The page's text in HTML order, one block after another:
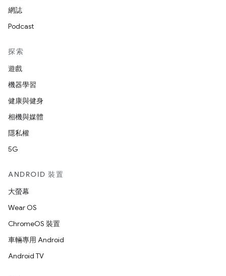
網誌
Podcast
探索
遊戲
機器學習
健康與健身
相機與媒體
隱私權
5G
ANDROID 裝置
大螢幕
Wear OS
ChromeOS 裝置
車輛專用 Android
Android TV